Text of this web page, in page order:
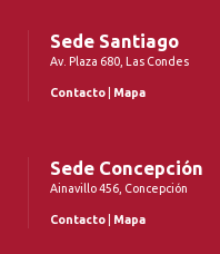
Sede Santiago
Av. Plaza 680, Las Condes
Contacto Mapa
Sede Concepción
Ainavillo 456, Concepción
Contacto Mapa